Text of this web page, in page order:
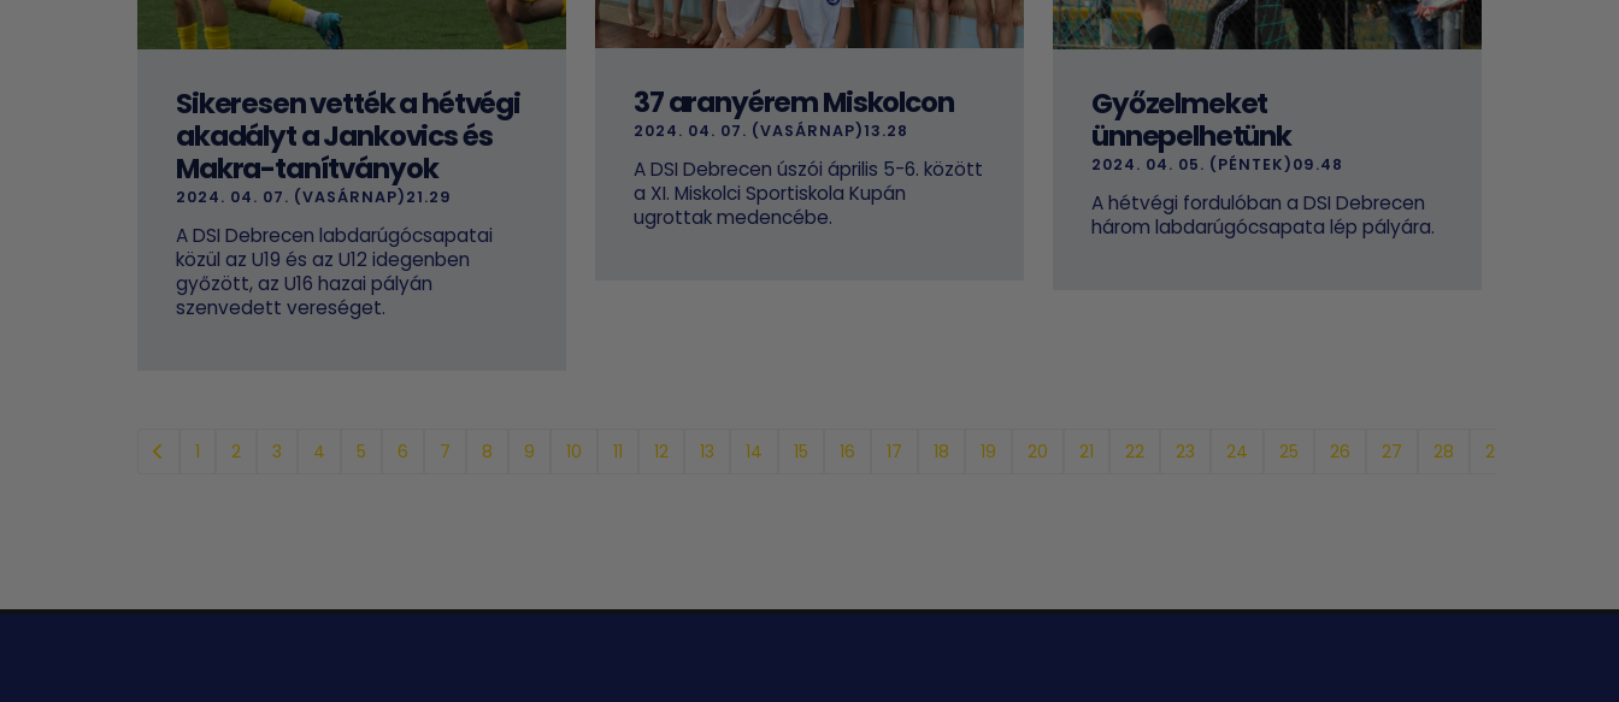
Sikeresen vették a hétvégi
akadályt a Jankovics és
Makra-tanítványok
2024. 04. 07. (VASÁRNAP)21.29
A DSI Debrecen labdarúgócsapatai
közül az U19 és az U12 idegenben
győzött, az U16 hazai pályán
szenvedett vereséget.
37 aranyérem Miskolcon
2024. 04. 07. (VASÁRNAP)13.28
A DSI Debrecen úszói április 5-6. között
a XI. Miskolci Sportiskola Kupán
ugrottak medencébe.
Győzelmeket
ünnepelhetünk
2024. 04. 05. (PÉNTEK)09.48
A hétvégi fordulóban a DSI Debrecen
három labdarúgócsapata lép pályára.
1 2 3 4 5 6 7 8 9 10 11 12 13 14 15 16 17 18 19 20 21 22 23 24 25 26 27 28 29